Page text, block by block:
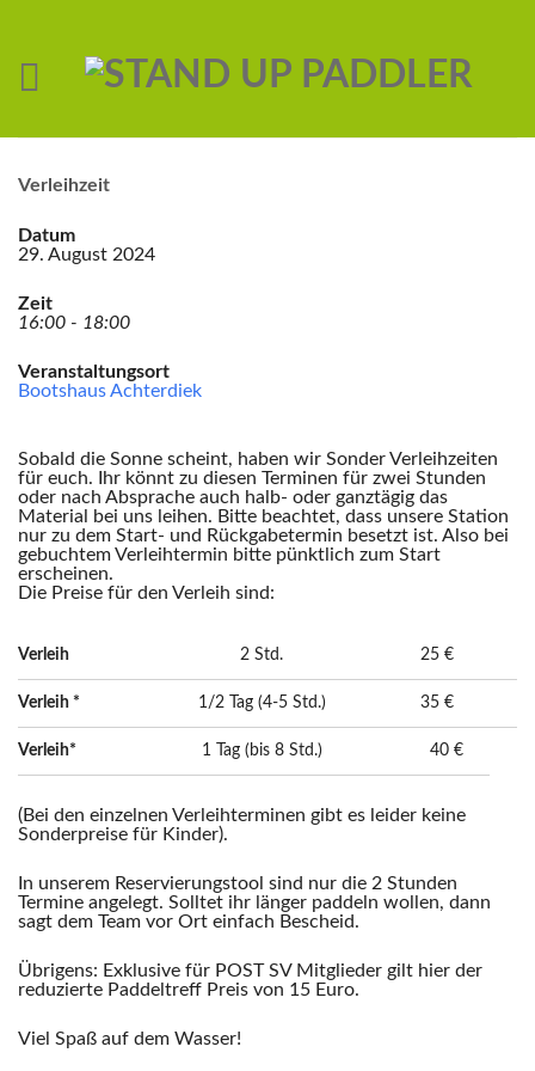
Verleihzeit
Datum
29. August 2024
Zeit
16:00 - 18:00
Veranstaltungsort
Bootshaus Achterdiek
Sobald die Sonne scheint, haben wir Sonder Verleihzeiten
für euch. Ihr könnt zu diesen Terminen für zwei Stunden
oder nach Absprache auch halb- oder ganztägig das
Material bei uns leihen. Bitte beachtet, dass unsere Station
nur zu dem Start- und Rückgabetermin besetzt ist. Also bei
gebuchtem Verleihtermin bitte pünktlich zum Start
erscheinen.
Die Preise für den Verleih sind:
Verleih 2 Std. 25 €
Verleih * 1/2 Tag (4-5 Std.) 35 €
Verleih* 1 Tag (bis 8 Std.) 40 €
(Bei den einzelnen Verleihterminen gibt es leider keine
Sonderpreise für Kinder).
In unserem Reservierungstool sind nur die 2 Stunden
Termine angelegt. Solltet ihr länger paddeln wollen, dann
sagt dem Team vor Ort einfach Bescheid.
Übrigens: Exklusive für POST SV Mitglieder gilt hier der
reduzierte Paddeltreff Preis von 15 Euro.
Viel Spaß auf dem Wasser!